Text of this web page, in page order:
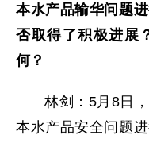
本水产品输华问题
否取得了积极进展
何？
林剑：5月8日
本水产品安全问题